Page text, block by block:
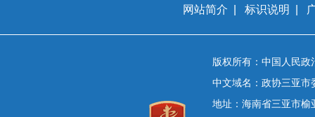
网站简介 标识说明
版权所有：中国人民
中文域名：政协三亚市
地址：海南省三亚市榆